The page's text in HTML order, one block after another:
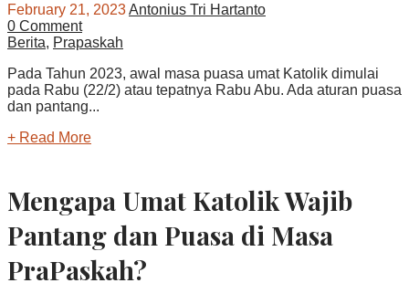
February 21, 2023Antonius Tri Hartanto
0 Comment
Berita, Prapaskah
Pada Tahun 2023, awal masa puasa umat Katolik dimulai
pada Rabu (22/2) atau tepatnya Rabu Abu. Ada aturan puasa
dan pantang...
+ Read More
Mengapa Umat Katolik Wajib
Pantang dan Puasa di Masa
PraPaskah?